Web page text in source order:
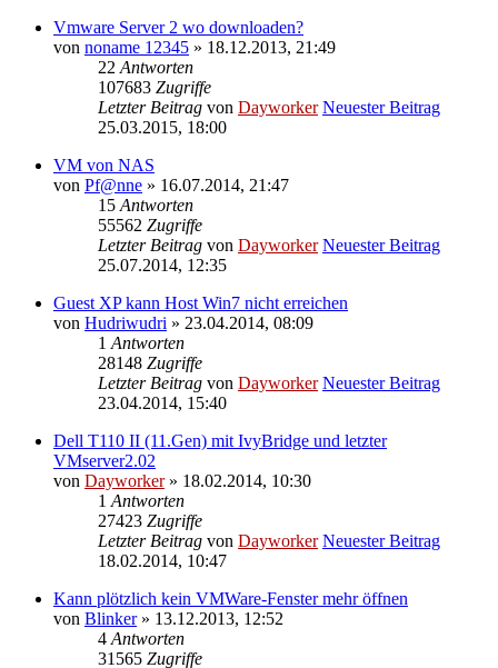
Vmware Server 2 wo downloaden?
von noname 12345 » 18.12.2013, 21:49
22 Antworten
107683 Zugriffe
Letzter Beitrag von Dayworker Neuester Beitrag
25.03.2015, 18:00
VM von NAS
von Pf@nne » 16.07.2014, 21:47
15 Antworten
55562 Zugriffe
Letzter Beitrag von Dayworker Neuester Beitrag
25.07.2014, 12:35
Guest XP kann Host Win7 nicht erreichen
von Hudriwudri » 23.04.2014, 08:09
1 Antworten
28148 Zugriffe
Letzter Beitrag von Dayworker Neuester Beitrag
23.04.2014, 15:40
Dell T110 II (11.Gen) mit IvyBridge und letzter
VMserver2.02
von Dayworker» 18.02.2014, 10:30
1 Antworten
27423 Zugriffe
Letzter Beitrag von Dayworker Neuester Beitrag
18.02.2014, 10:47
Kann plötzlich kein VMWare-Fenster mehr öffnen
von Blinker» 13.12.2013, 12:52
4 Antworten
31565 Zugriffe